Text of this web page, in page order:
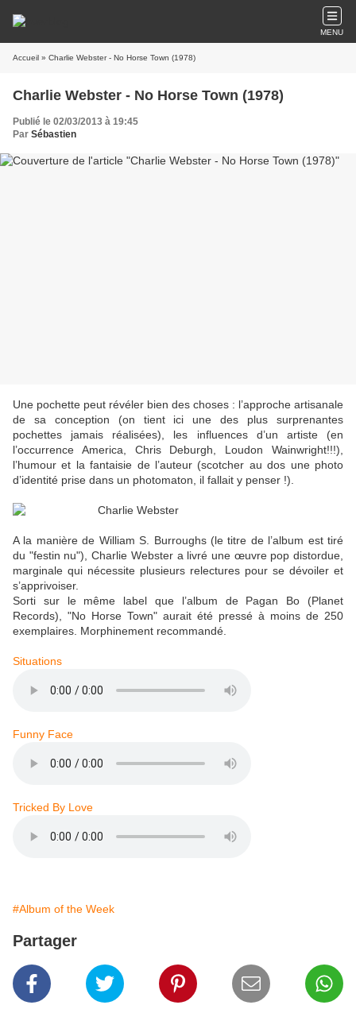
MENU
Accueil » Charlie Webster - No Horse Town (1978)
Charlie Webster - No Horse Town (1978)
Publié le 02/03/2013 à 19:45
Par Sébastien
Une pochette peut révéler bien des choses : l’approche artisanale
de sa conception (on tient ici une des plus surprenantes
pochettes jamais réalisées), les influences d’un artiste (en
l’occurrence America, Chris Deburgh, Loudon Wainwright!!!),
l’humour et la fantaisie de l’auteur (scotcher au dos une photo
d’identité prise dans un photomaton, il fallait y penser !).
A la manière de William S. Burroughs (le titre de l’album est tiré
du "festin nu"), Charlie Webster a livré une œuvre pop distordue,
marginale qui nécessite plusieurs relectures pour se dévoiler et
s’apprivoiser.
Sorti sur le même label que l’album de Pagan Bo (Planet
Records), "No Horse Town" aurait été pressé à moins de 250
exemplaires. Morphinement recommandé.
Situations
Funny Face
Tricked By Love
#Album of the Week
Partager